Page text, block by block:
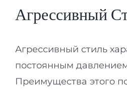
Агрессивный
Агрессивный стиль
постоянным
Преимущества этого